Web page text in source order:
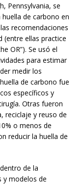
Pennsylvania, se
de carbono en
recomendaciones
(entre ellas practice
OR”). Se usó el
para estimar
medir los
de carbono fue
específicos y
Otras fueron
reciclaje y reuso de
o menos de
reducir la huella de
de la
y modelos de